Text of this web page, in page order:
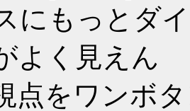
にもっとダ
よく見えん
点をワンボ